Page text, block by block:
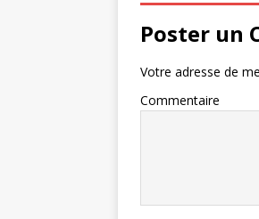
Poster un
Votre adresse de
Commentaire